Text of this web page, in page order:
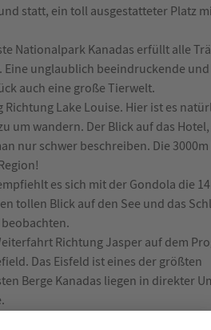
statt, ein toll ausgestatteter Platz
Nationalpark Kanadas erfüllt alle
unglaublich beeindruckende und
auch eine große Tierwelt.
Lake Louise. Hier ist es
um wandern. Der Blick auf das
nur schwer beschreiben. Die
es sich mit der Gondola die
tollen Blick auf den See und das
Richtung Jasper auf dem
Das Eisfeld ist eines der größten
Berge Kanadas liegen in direkter
konnten wir dann einen kleinen